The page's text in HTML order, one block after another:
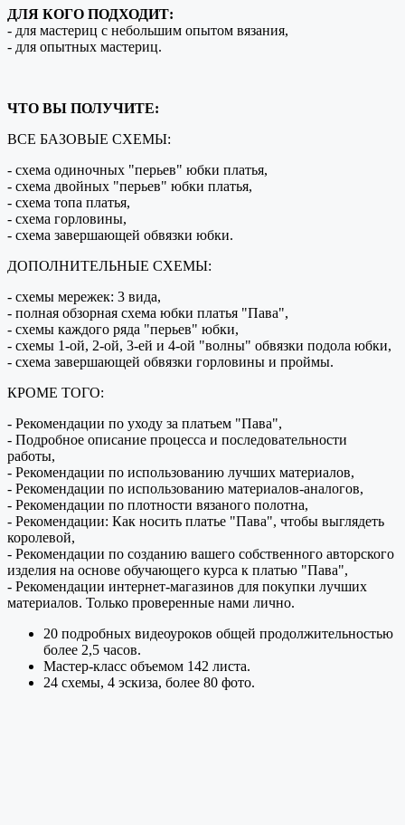
ДЛЯ КОГО ПОДХОДИТ:
- для мастериц с небольшим опытом вязания,
- для опытных мастериц.
ЧТО ВЫ ПОЛУЧИТЕ:
ВСЕ БАЗОВЫЕ СХЕМЫ:
- схема одиночных "перьев" юбки платья,
- схема двойных "перьев" юбки платья,
- схема топа платья,
- схема горловины,
- схема завершающей обвязки юбки.
ДОПОЛНИТЕЛЬНЫЕ СХЕМЫ:
- схемы мережек: 3 вида,
- полная обзорная схема юбки платья "Пава",
- схемы каждого ряда "перьев" юбки,
- схемы 1-ой, 2-ой, 3-ей и 4-ой "волны" обвязки подола юбки,
- схема завершающей обвязки горловины и проймы.
КРОМЕ ТОГО:
- Рекомендации по уходу за платьем "Пава",
- Подробное описание процесса и последовательности
работы,
- Рекомендации по использованию лучших материалов,
- Рекомендации по использованию материалов-аналогов,
- Рекомендации по плотности вязаного полотна,
- Рекомендации: Как носить платье "Пава", чтобы выглядеть
королевой,
- Рекомендации по созданию вашего собственного авторского
изделия на основе обучающего курса к платью "Пава",
- Рекомендации интернет-магазинов для покупки лучших
материалов. Только проверенные нами лично.
20 подробных видеоуроков общей продолжительностью
более 2,5 часов.
Мастер-класс объемом 142 листа.
24 схемы, 4 эскиза, более 80 фото.